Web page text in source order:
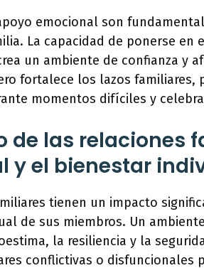
emocional son
La capacidad de ponerse
un ambiente de confianza y
fortalece los lazos familiares,
momentos difíciles y
de las relaciones
y el bienestar
tienen un impacto
de sus miembros. Un
la resiliencia y la
conflictivas o disfuncionales